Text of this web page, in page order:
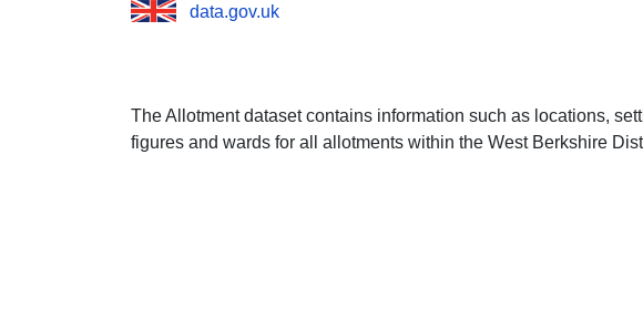
data.gov.uk
The Allotment dataset contains information such as locations,
figures and wards for all allotments within the West Berkshire